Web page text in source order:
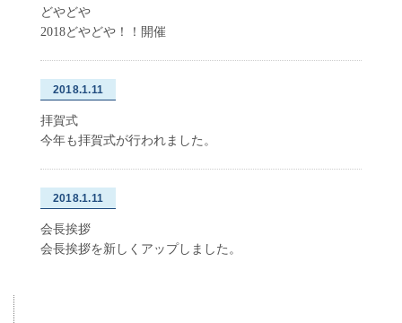
どやどや
2018どやどや！！開催
2018.1.11
拝賀式
今年も拝賀式が行われました。
2018.1.11
会長挨拶
会長挨拶を新しくアップしました。